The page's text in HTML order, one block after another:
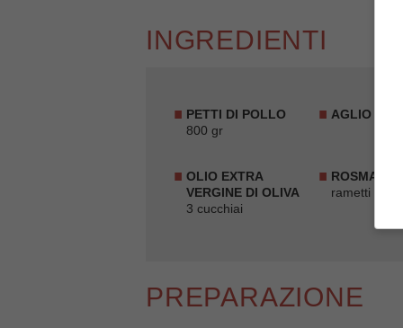
INGREDIENTI
PETTI DI POLLO
800 gr
AGLIO 2
OLIO EXTRA
VERGINE DI OLIVA
3 cucchiai
ROSMARINO
rametti
PREPARAZIONE